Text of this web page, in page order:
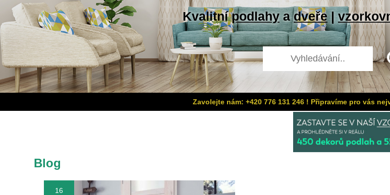
Kvalitnípodlahyadveře|
Zavolejte nám: +420 776 131 246 ! Připravíme pro vás
Blog
16